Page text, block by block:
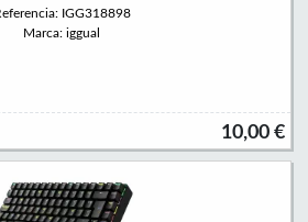
IGG318898
Marca: iggual
10,00 €